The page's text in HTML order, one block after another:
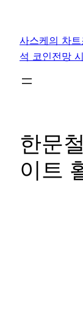
사스케의 차
석 코인전망
한문
이트